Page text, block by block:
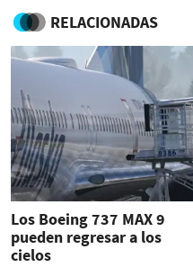
RELACIONADAS
Los Boeing 737 MAX 9
pueden regresar a los
cielos